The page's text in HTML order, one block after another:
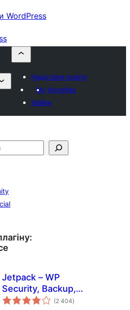
WordPress
Надіслати плагін
My favorites
Увійти
Jetpack – WP
Security, Backup,
Speed, & Growth
(2 404загальний
рейтинг
)